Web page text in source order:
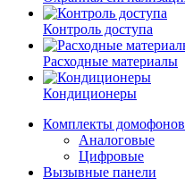
Контроль доступа
Расходные материалы
Кондиционеры
Комплекты домофонов
Аналоговые
Цифровые
Вызывные панели